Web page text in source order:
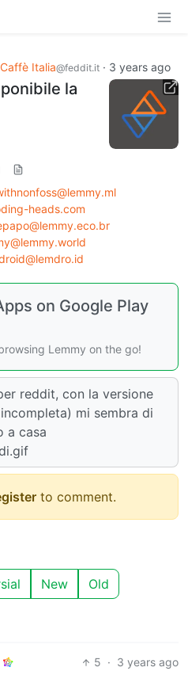
Caffè Italia@feddit.it · 3 years ago
la
heads.com
on Google Play
Lemmy on the go!
reddit, con la versione
mi sembra di
a casa
to comment.
New Old
5 · 3 years ago